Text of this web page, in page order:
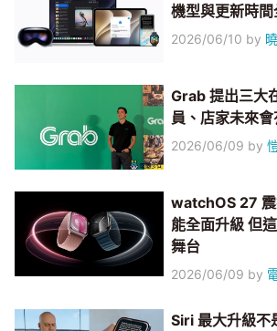
機型與更新時
2026/06/10 by
Grab 提出三大
員、店家未來
2026/06/09 by
watchOS 27
能全面升級 但
舞台
2026/06/09 by
Siri 最大升級